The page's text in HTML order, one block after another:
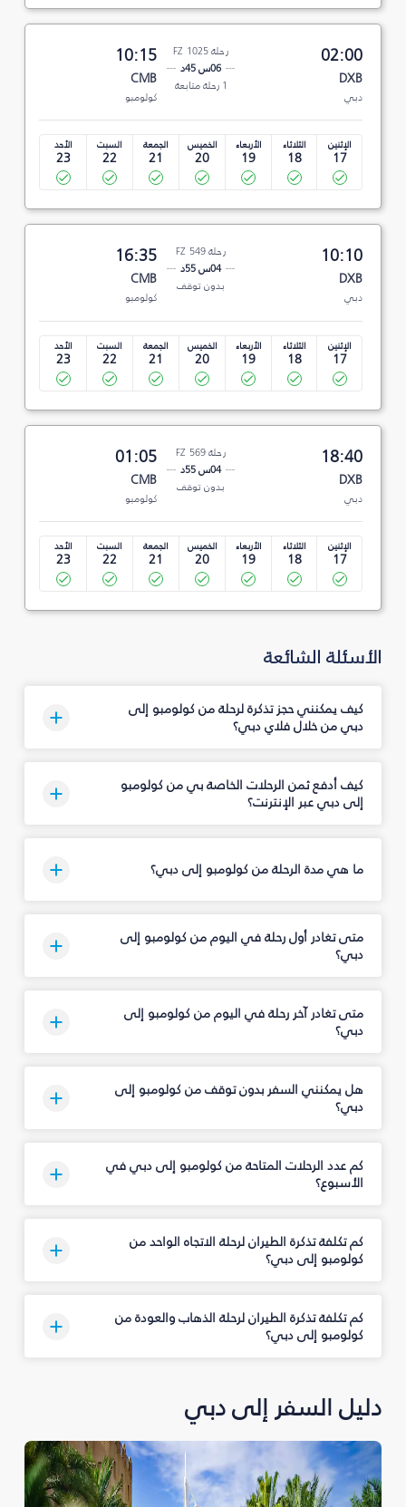
02:00
DXB
دبي
رحلة FZ 1025
06س 45د
1 رحلة متابعة
10:15
CMB
كولومبو
الإثنين
17
الثلاثاء
18
الأربعاء
19
الخميس
20
الجمعة
21
السبت
22
الأحد
23
10:10
DXB
دبي
رحلة FZ 549
04س 55د
بدون توقف
16:35
CMB
كولومبو
الإثنين
17
الثلاثاء
18
الأربعاء
19
الخميس
20
الجمعة
21
السبت
22
الأحد
23
18:40
DXB
دبي
رحلة FZ 569
04س 55د
بدون توقف
01:05
CMB
كولومبو
الإثنين
17
الثلاثاء
18
الأربعاء
19
الخميس
20
الجمعة
21
السبت
22
الأحد
23
الأسئلة الشائعة
كيف يمكنني حجز تذكرة لرحلة من كولومبو إلى
دبي من خلال فلاي دبي؟
كيف أدفع ثمن الرحلات الخاصة بي من كولومبو
إلى دبي عبر الإنترنت؟
ما هي مدة الرحلة من كولومبو إلى دبي؟
متى تغادر أول رحلة في اليوم من كولومبو إلى
دبي؟
متى تغادر آخر رحلة في اليوم من كولومبو إلى
دبي؟
هل يمكنني السفر بدون توقف من كولومبو إلى
دبي؟
كم عدد الرحلات المتاحة من كولومبو إلى دبي في
الأسبوع؟
كم تكلفة تذكرة الطيران لرحلة الاتجاه الواحد من
كولومبو إلى دبي؟
كم تكلفة تذكرة الطيران لرحلة الذهاب والعودة من
كولومبو إلى دبي؟
دليل السفر إلى دبي